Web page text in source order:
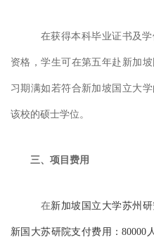
在获得本科毕业证书及
资格，学生可在第五年赴新加
习期满如若符合新加坡国立大
该校的硕士学位。
三、 项目费用
在新加坡 国 立 大学苏州 研
新国大苏研院支付费用：80000